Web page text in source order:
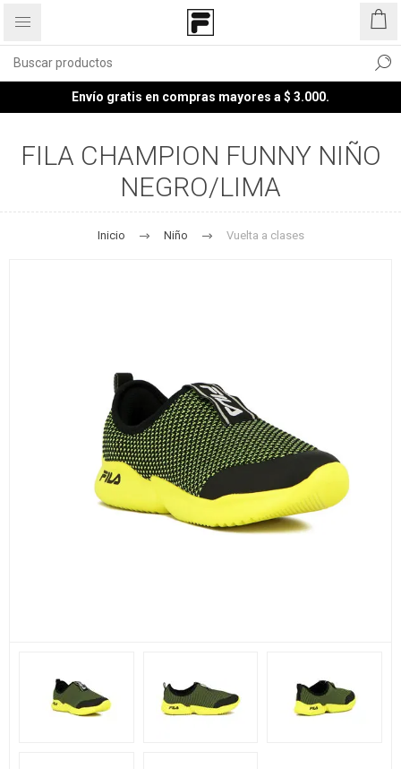
Envío gratis en compras mayores a $ 3.000.
FILA CHAMPION FUNNY NIÑO
NEGRO/LIMA
Inicio Niño Vuelta a clases